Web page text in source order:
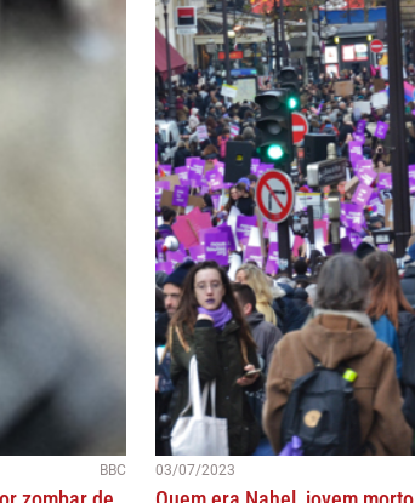
BBC 03/07/2023